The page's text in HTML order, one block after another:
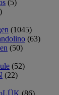
(5)
(1045)
(63)
(50)
(52)
(22)
(86)